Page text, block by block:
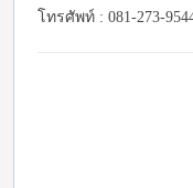
โทรศัพท์ : 081-273-